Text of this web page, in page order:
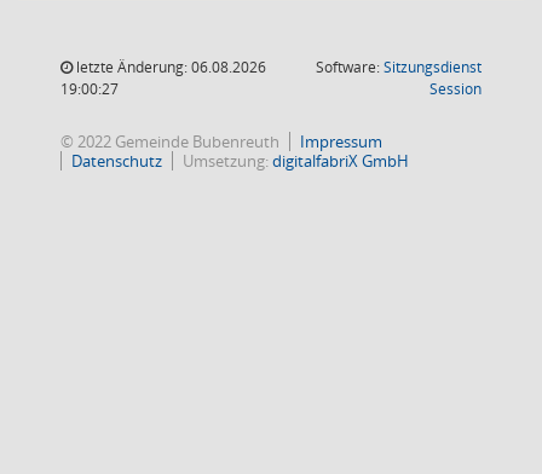
letzte Änderung: 06.08.2026
19:00:27
Software:Sitzungsdienst
Session(Wird in
© 2022 Gemeinde Bubenreuth
Impressum
Datenschutz
Umsetzung:digitalfabriX GmbH